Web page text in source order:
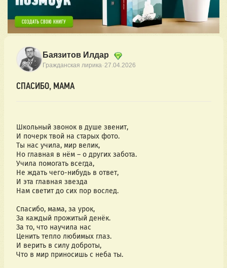
Баязитов Илдар
Гражданская лирика·27.04.2026
СПАСИБО, МАМА
Школьный звонок в душе звенит,
И почерк твой на старых фото.
Ты нас учила, мир велик,
Но главная в нём – о других забота.
Учила помогать всегда,
Не ждать чего-нибудь в ответ,
И эта главная звезда
Нам светит до сих пор вослед.
Спасибо, мама, за урок,
За каждый прожитый денёк.
За то, что научила нас
Ценить тепло любимых глаз.
И верить в силу доброты,
Что в мир приносишь с неба ты.